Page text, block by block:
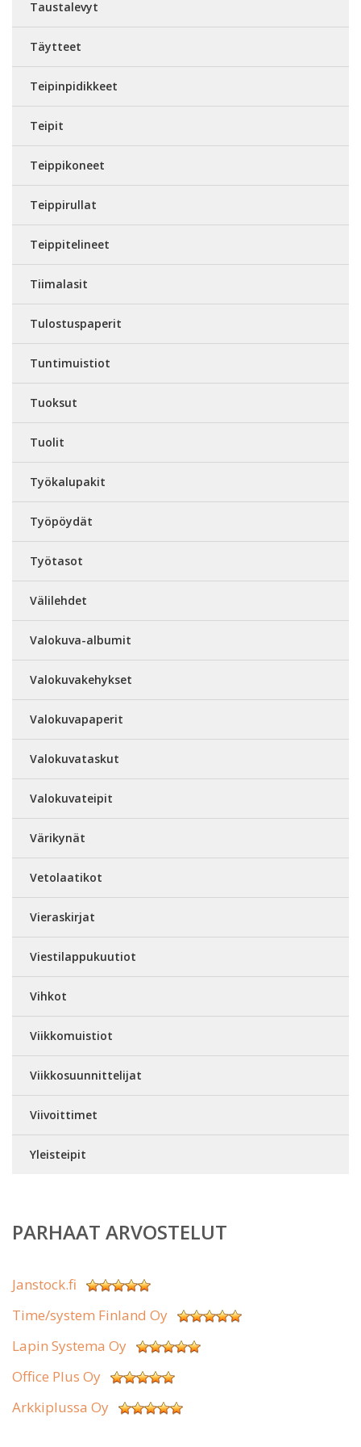
Taustalevyt
Täytteet
Teipinpidikkeet
Teipit
Teippikoneet
Teippirullat
Teippitelineet
Tiimalasit
Tulostuspaperit
Tuntimuistiot
Tuoksut
Tuolit
Työkalupakit
Työpöydät
Työtasot
Välilehdet
Valokuva-albumit
Valokuvakehykset
Valokuvapaperit
Valokuvataskut
Valokuvateipit
Värikynät
Vetolaatikot
Vieraskirjat
Viestilappukuutiot
Vihkot
Viikkomuistiot
Viikkosuunnittelijat
Viivoittimet
Yleisteipit
PARHAAT ARVOSTELUT
Janstock.fi
Time/system Finland Oy
Lapin Systema Oy
Office Plus Oy
Arkkiplussa Oy